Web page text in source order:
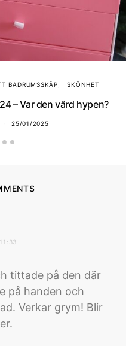
BADRUMSSKÅP SKÖNHET
– Var den värd hypen?
25/01/2025
tittade på den där
på handen och
Verkar grym! Blir